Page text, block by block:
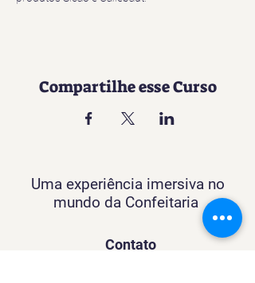
Compartilhe esse Curso
Uma experiência imersiva no
mundo da Confeitaria
Contato